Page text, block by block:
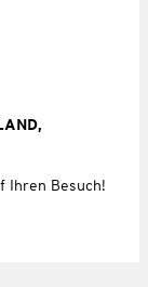
Ihren Besuch!